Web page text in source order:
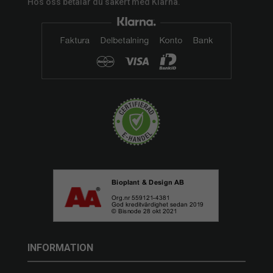
INFORMATION